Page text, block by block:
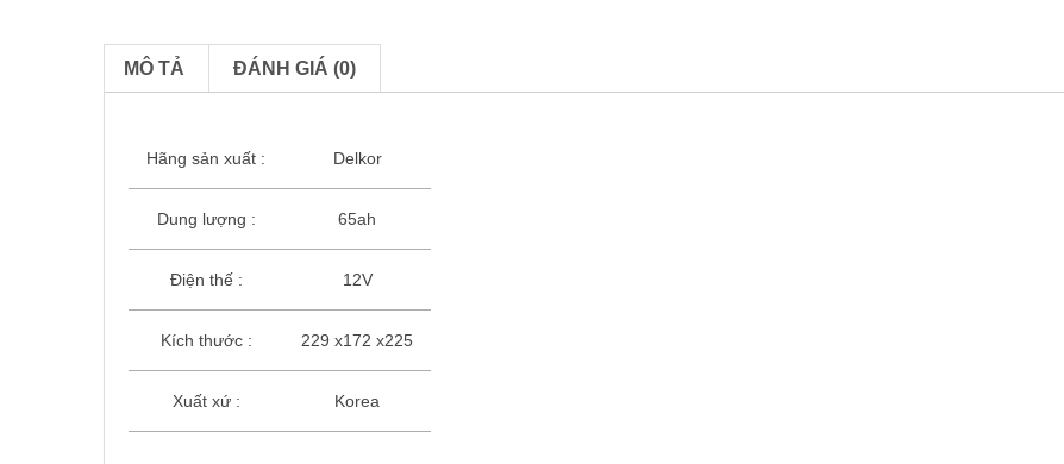
MÔ TẢ ĐÁNH GIÁ (0)
Hãng sản xuất : Delkor
Dung lượng : 65ah
Điện thế: 12V
Kích thước: 229 x172 x225
Xuất xứ: Korea